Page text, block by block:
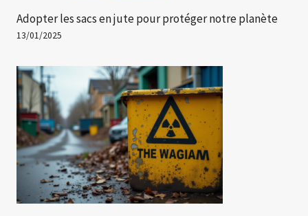
Adopter les sacs en jute pour protéger notre planète
13/01/2025